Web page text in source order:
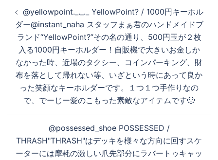
稿
ナ
ゲ
ー
ン
@yellowpoint._._._ YellowPoint? / 1000円キーホル
ダー@instant_naha スタッフまぁ君のハンドメイドブ
ランド“YellowPoint?”その名の通り、500円玉が２枚
入る1000円キーホルダー！自販機で大きいお金しか
なかった時、近場のタクシー、コインパーキング、財
布を落として帰れない等、いざという時にあって良か
った笑顔なキーホルダーです。１つ１つ手作りなの
で、でーじー愛のこもった素敵なアイテムです🙂️‍
@possessed_shoe POSSESSED /
THRASH"THRASH"はデッキを様々な方向に回すスケ
ーターには摩耗の激しい爪先部分にラバートゥキャッ